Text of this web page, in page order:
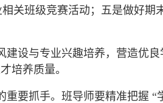
关班级竞赛活动；五是做好期
设与专业兴趣培养，营造优
培养质量。
重要抓手。班导师要精准把握 “